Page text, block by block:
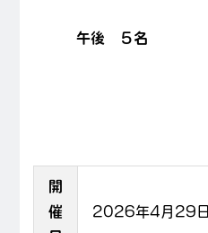
午後 ５名
開
催
2026年4月29日